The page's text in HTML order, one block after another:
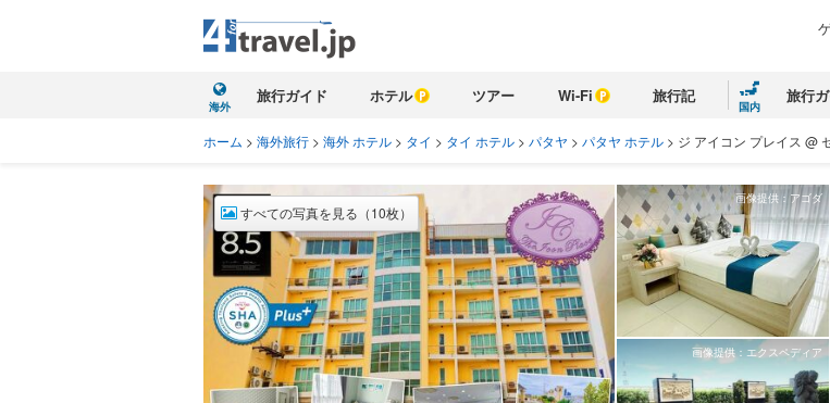
海外
旅行ガイド ホテル ツアー Wi-Fi 旅行記
国内
旅行
ホーム > 海外旅行 > 海外 ホテル > タイ > タイ ホテル > パタヤ > パタヤ ホテル > ジ アイコン プレイス @
すべての写真を見る（10枚）
画像提供：アゴダ
画像提供：エクスペディア